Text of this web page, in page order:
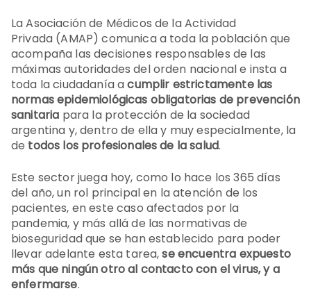
La Asociación de Médicos de la Actividad
Privada (AMAP) comunica a toda la población que
acompaña las decisiones responsables de las
máximas autoridades del orden nacional e insta a
toda la ciudadanía acumplir estrictamente las
normas epidemiológicas obligatorias de prevención
sanitaria para la protección de la sociedad
argentina y, dentro de ella y muy especialmente, la
de todos los profesionales de la salud.
Este sector juega hoy, como lo hace los 365 días
del año, un rol principal en la atención de los
pacientes, en este caso afectados por la
pandemia, y más allá de las normativas de
bioseguridad que se han establecido para poder
llevar adelante esta tarea,se encuentra expuesto
más que ningún otro al contacto con el virus, y a
enfermarse.